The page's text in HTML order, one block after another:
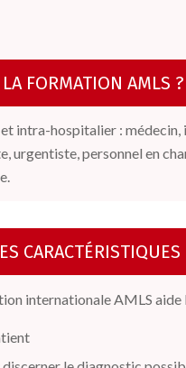
LA FORMATION AMLS ?
intra-hospitalier :
urgentiste,personnel en
internationale AMLS aide